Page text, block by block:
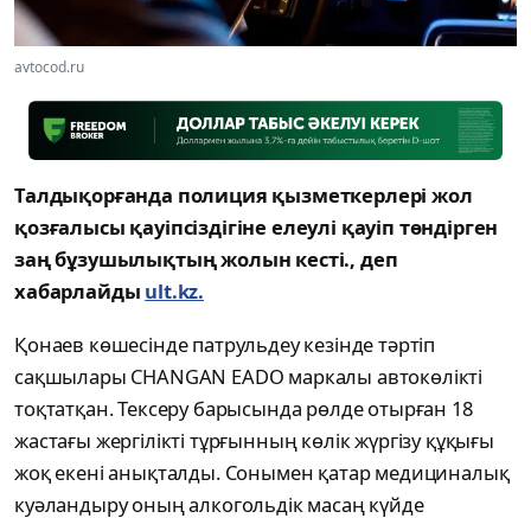
avtocod.ru
Талдықорғанда полиция қызметкерлері жол
қозғалысы қауіпсіздігіне елеулі қауіп төндірген
заң бұзушылықтың жолын кесті., деп
хабарлайды ult.kz.
Қонаев көшесінде патрульдеу кезінде тәртіп
сақшылары CHANGAN EADO маркалы автокөлікті
тоқтатқан. Тексеру барысында рөлде отырған 18
жастағы жергілікті тұрғынның көлік жүргізу құқығы
жоқ екені анықталды. Сонымен қатар медициналық
куәландыру оның алкогольдік масаң күйде